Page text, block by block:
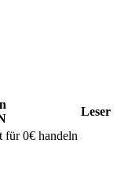
Leser
für 0€ handeln